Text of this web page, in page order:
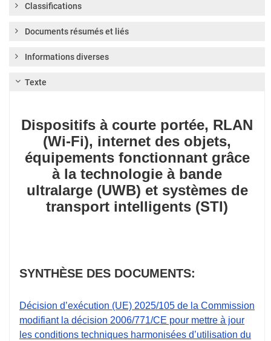
Classifications
Documents résumés et liés
Informations diverses
Texte
Dispositifs à courte portée, RLAN
(Wi-Fi), internet des objets,
équipements fonctionnant grâce
à la technologie à bande
ultralarge (UWB) et systèmes de
transport intelligents (STI)
SYNTHÈSE DES DOCUMENTS:
Décision d’exécution (UE) 2025/105 de la Commission
modifiant la décision 2006/771/CE pour mettre à jour
les conditions techniques harmonisées d’utilisation du